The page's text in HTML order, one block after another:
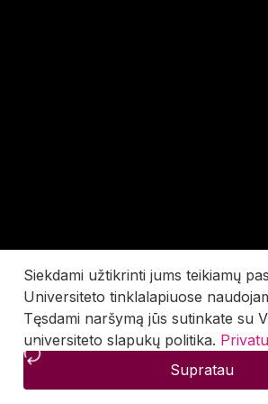
Siekdami užtikrinti jums teikiamų
Universiteto tinklalapiuose
Tęsdami naršymą jūs sutinkate su
universiteto slapukų politika.
Supratau